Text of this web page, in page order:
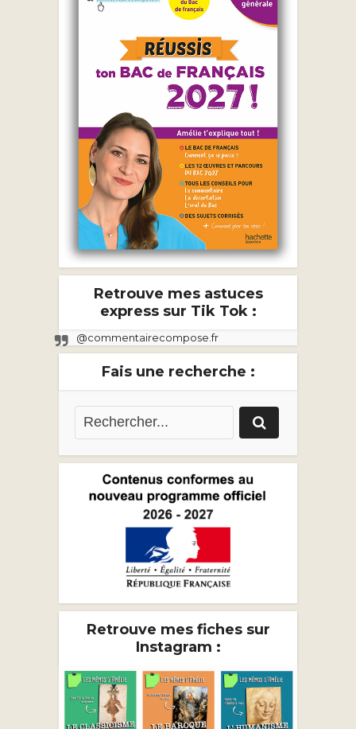
Retrouve mes astuces
express sur Tik Tok :
@commentairecompose.fr
Fais une recherche :
Retrouve mes fiches sur
Instagram :